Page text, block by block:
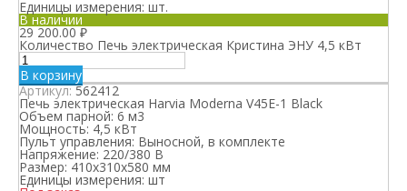
Единицы измерения: шт.
В наличии
29 200.00₽
Количество Печь электрическая Кристина ЭНУ 4,5 кВт
В корзину
Артикул:562412
Печь электрическая Harvia Moderna V45E-1 Black
Объем парной: 6 м3
Мощность: 4,5 кВт
Пульт управления: Выносной, в комплекте
Напряжение: 220/380 В
Размер: 410x310x580 мм
Единицы измерения: шт